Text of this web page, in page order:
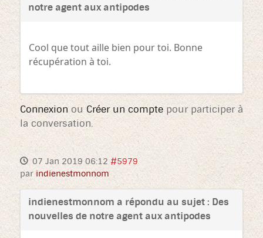
notre agent aux antipodes
Cool que tout aille bien pour toi. Bonne
récupération à toi.
ConnexionouCréer un comptepour participer à
la conversation.
07 Jan 2019 06:12 #5979
parindienestmonnom
indienestmonnom a répondu au sujet : Des
nouvelles de notre agent aux antipodes